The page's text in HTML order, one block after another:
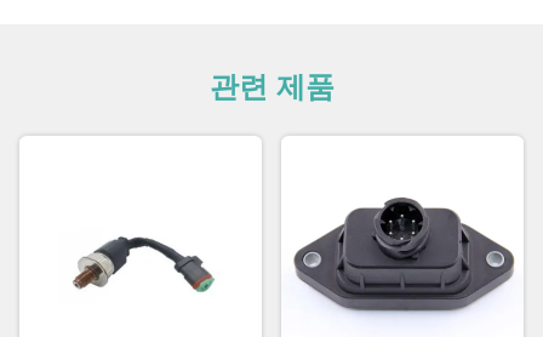
관련 제품